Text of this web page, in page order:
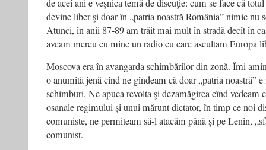
de acei ani e veşnica temă de discuţie: cum se face că
devine liber şi doar în „patria noastră România” nimic nu
Atunci, în anii 87-89 am trăit mai mult în stradă decît în
aveam mereu cu mine un radio cu care ascultam Europa
Moscova era în avangarda schimbărilor din zonă. Îmi
o anumită jenă cînd ne gîndeam că doar „patria noastră”
schimburi. Ne apuca revolta şi dezamăgirea cînd vedeam
osanale regimului şi unui mărunt dictator, în timp ce noi
comuniste, ne permiteam să-l atacăm până şi pe Lenin,
comunist.